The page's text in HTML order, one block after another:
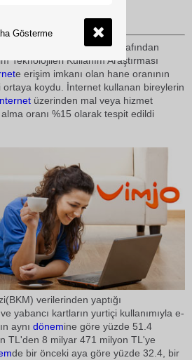
Geçtiğimiz günlerde TÜİK tarafından
Teknolojileri Kullanım Araştırması
e erişim imkanı olan hane oranının
koydu. İnternet kullanan bireylerin
üzerinden mal veya hizmet
oranı %15 olarak tespit edildi
verilerinden yaptığı
yabancı kartların yurtiçi kullanımıyla e-
aynı dönemine göre yüzde 51.4
TL'den 8 milyar 471 milyon TL'ye
de bir önceki aya göre yüzde 32.4, bir
Gösterme